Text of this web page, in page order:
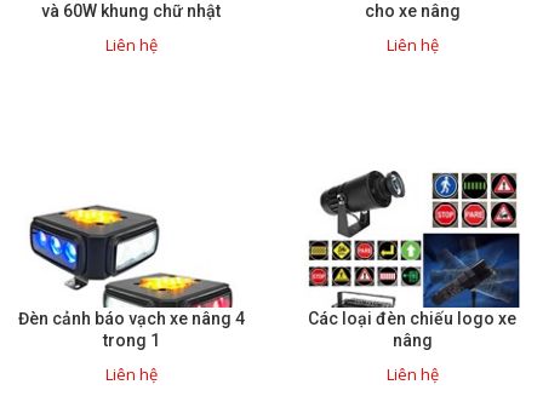
và 60W khung chữ nhật
Liên hệ
cho xe nâng
Liên hệ
Đèn cảnh báo vạch xe nâng 4
trong 1
Liên hệ
Các loại đèn chiếu logo xe
nâng
Liên hệ
Màn hình cảm ứng HMI
Cáp lập trình PLC - HMI -
Servo
Cân Điện Tử
Thiết bị thu thập dữ liệu,